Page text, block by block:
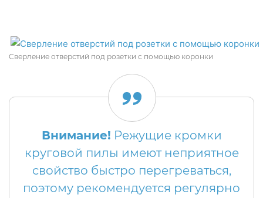
Сверление отверстий под розетки с помощью коронки
Внимание! Режущие кромки
круговой пилы имеют неприятное
свойство быстро перегреваться,
поэтому рекомендуется регулярно